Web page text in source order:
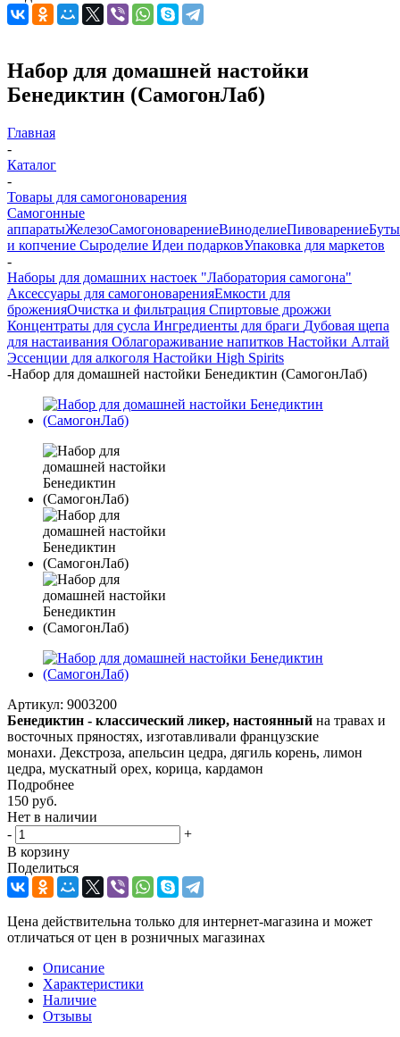
Набор для домашней настойки
Бенедиктин (СамогонЛаб)
Главная
-
Каталог
-
Товары для самогоноварения
Самогонные
аппаратыЖелезоСамогоноварениеВиноделиеПивоварение
и копчение Сыроделие Идеи подарковУпаковка для маркетов
-
Наборы для домашних настоек "Лаборатория самогона"
Аксессуары для самогоноваренияЕмкости для
броженияОчистка и фильтрация Спиртовые дрожжи
Концентраты для сусла Ингредиенты для браги Дубовая щепа
для настаивания Облагораживание напитков Настойки Алтай
Эссенции для алкоголя Настойки High Spirits
-Набор для домашней настойки Бенедиктин (СамогонЛаб)
Артикул: 9003200
Бенедиктин - классический ликер, настоянный на травах и
восточных пряностях, изготавливали французские
монахи. Декстроза, апельсин цедра, дягиль корень, лимон
цедра, мускатный орех, корица, кардамон
Подробнее
150 руб.
Нет в наличии
-
+
В корзину
Поделиться
Цена действительна только для интернет-магазина и может
отличаться от цен в розничных магазинах
Описание
Характеристики
Наличие
Отзывы